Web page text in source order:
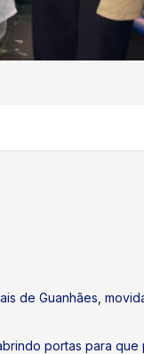
de Guanhães,
portas para